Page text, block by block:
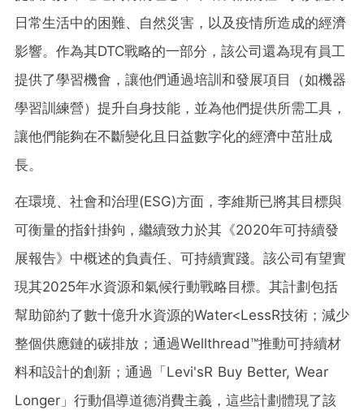
日常生活中的困難、自然災害，以及疫情所造成的經濟
影響。作為其DTC戰略的一部分，該公司還為現有員工
提供了學習機會，讓他們通過培訓和發展項目（如機器
學習訓練營）提升自身技能，並為他們提供所需工具，
讓他們能夠在不斷變化且日益數字化的經濟中茁壯成
長。
在環境、社會和治理(ESG)方面，李維斯已將其目標與
可衡量的指針掛鉤，繼續致力於其《2020年可持續發
展報告》中概述的負責任、可持續實踐。該公司有望實
現其2025年水資源和氣候行動戰略目標。其計劃包括
幫助節約了數十億升水資源的Water<LessR技術；減少
整個供應鏈的碳排放；通過Wellthread™推動可持續材
料和設計的創新；通過「Levi'sR Buy Better, Wear
Longer」行動倡導道德消費主義，這些計劃體現了該